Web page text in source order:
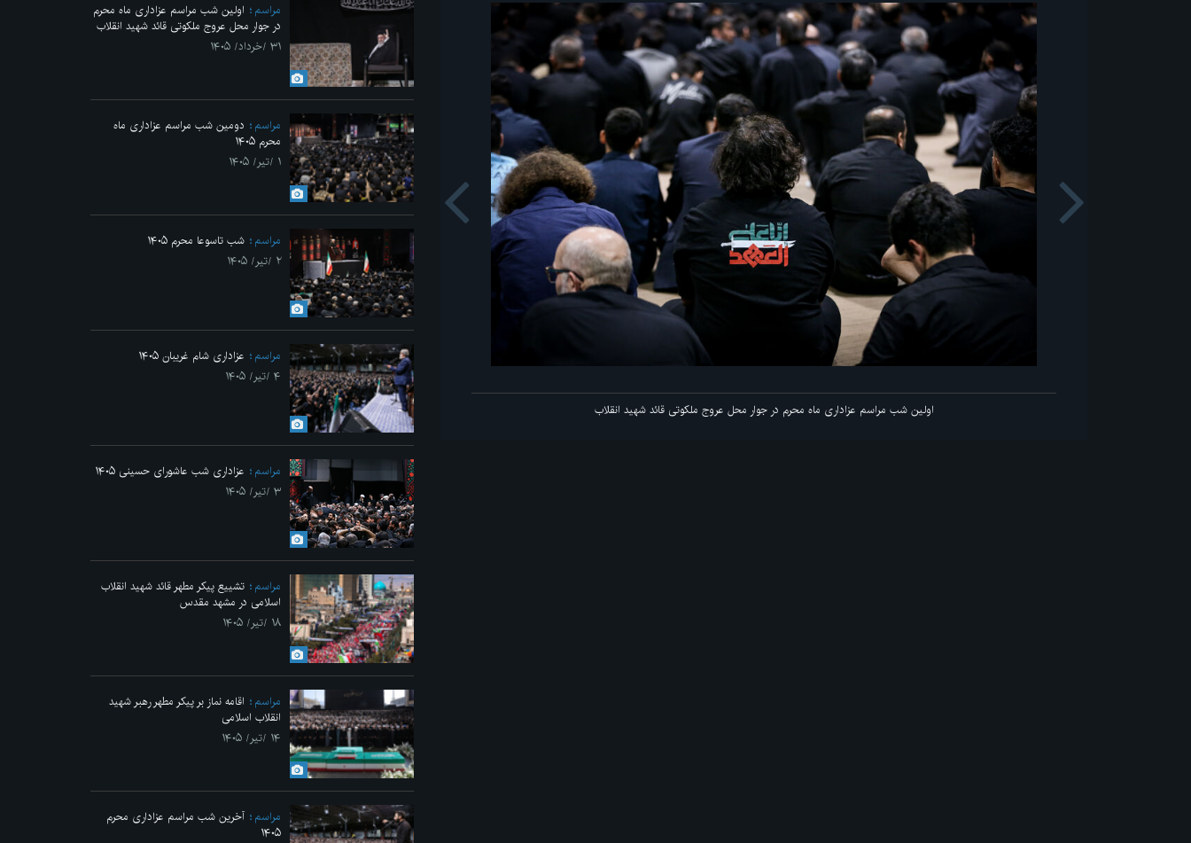
اولین شب مراسم عزاداری ماه محرم در جوار محل عروج ملکوتی قائد شهید انقلاب اولین شب مراسم عزاداری ماه محرم در جوار محل عروج ملکوتی قائد شهید انقلاب
Previous Next
مراسم
اولین شب مراسم عزاداری ماه محرم
در جوار محل عروج ملکوتی قائد شهید انقلاب
۳۱ /خرداد/ ۱۴۰۵
مراسم
دومین شب مراسم عزاداری ماه
محرم ۱۴۰۵
۱ /تیر/ ۱۴۰۵
مراسم
شب تاسوعا محرم ۱۴۰۵
۲ /تیر/ ۱۴۰۵
مراسم
عزاداری شام غریبان ۱۴۰۵
۴ /تیر/ ۱۴۰۵
مراسم
عزاداری شب عاشورای حسینی ۱۴۰۵
۳ /تیر/ ۱۴۰۵
مراسم
تشییع پیکر مطهر قائد شهید انقلاب
اسلامی در مشهد مقدس
۱۸ /تیر/ ۱۴۰۵
مراسم
اقامه نماز بر پیکر مطهر رهبر شهید
انقلاب اسلامی
۱۴ /تیر/ ۱۴۰۵
مراسم
آخرین شب مراسم عزاداری محرم
۱۴۰۵